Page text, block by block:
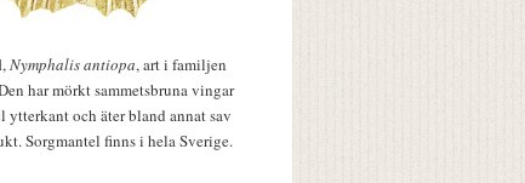
,Nymphalis antiopa, art i familjen
har mörkt sammetsbruna vingar
ytterkant och äter bland annat sav
Sorgmantel finns i hela Sverige.